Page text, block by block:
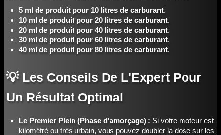
5 ml de produit pour 10 litres de carburant.
10 ml de produit pour 20 litres de carburant.
20 ml de produit pour 40 litres de carburant.
30 ml de produit pour 60 litres de carburant.
40 ml de produit pour 80 litres de carburant.
💡 Les Conseils De L'Expert Pour
Un Résultat Optimal
Le Premier Plein (Phase d'amorçage) : Si votre moteur est
kilométré ou très urbain, vous pouvez doubler la dose sur les